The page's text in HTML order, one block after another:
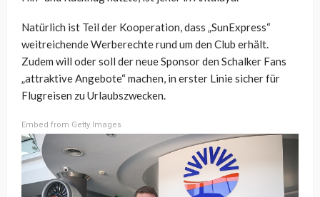
Natürlich ist Teil der Kooperation, dass „SunExpress“
weitreichende Werberechte rund um den Club erhält.
Zudem will oder soll der neue Sponsor den Schalker Fans
„attraktive Angebote“ machen, in erster Linie sicher für
Flugreisen zu Urlaubszwecken.
Embed from Getty Images